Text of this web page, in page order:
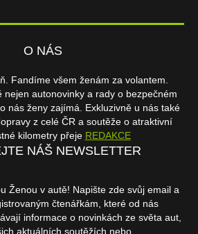
O NÁS
Fandíme všem ženám za volantem.
nejen autonovinky a rady o bezpečném
nás ženy zajímá. Exkluzivně u nás také
z celé ČR a soutěže o atraktivní
kilometry přeje REDAKCE
NÁŠ NEWSLETTER
Ženou v autě! Napište zde svůj email a
čtenářkám, které od nás
informace o novinkách ze světa aut,
aktuálních soutěžích nebo